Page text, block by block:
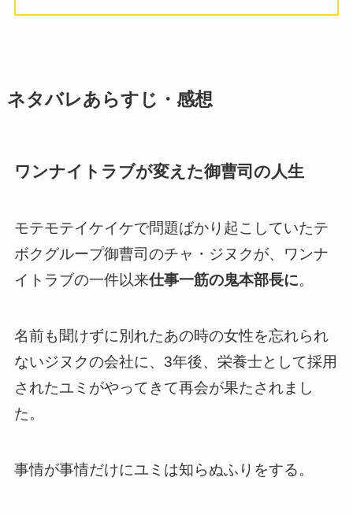
ネタバレあらすじ・感想
ワンナイトラブが変えた御曹司の人生
モテモテイケイケで問題ばかり起こしていたテ
ボクグループ御曹司のチャ・ジヌクが、ワンナ
イトラブの一件以来仕事一筋の鬼本部長に。
名前も聞けずに別れたあの時の女性を忘れられ
ないジヌクの会社に、3年後、栄養士として採用
されたユミがやってきて再会が果たされまし
た。
事情が事情だけにユミは知らぬふりをする。